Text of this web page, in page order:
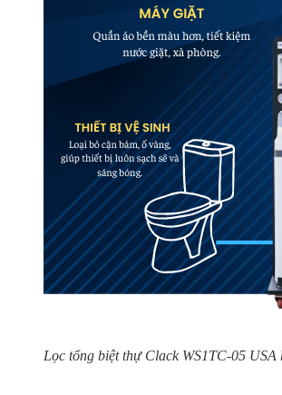
Lọc tổng biệt thự Clack WS1TC-05